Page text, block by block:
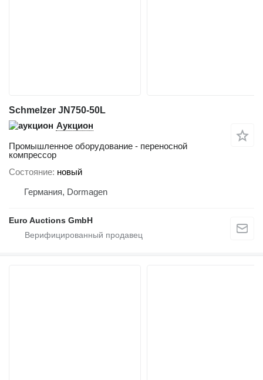
Schmelzer JN750-50L
Аукцион
Промышленное оборудование - переносной
компрессор
Состояние новый
Германия, Dormagen
Euro Auctions GmbH